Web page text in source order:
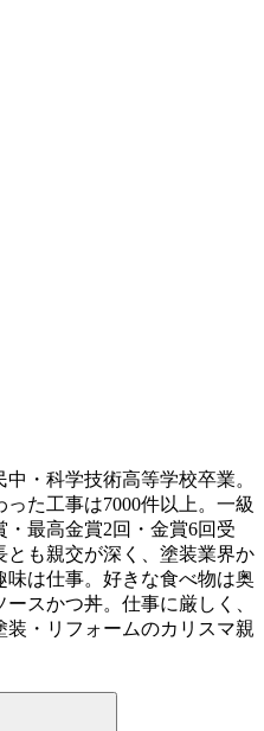
・科学技術高等学校卒業。
た工事は7000件以上。一級
最高金賞2回・金賞6回受
も親交が深く、塗装業界か
は仕事。好きな食べ物は奥
スかつ丼。仕事に厳しく、
・リフォームのカリスマ親